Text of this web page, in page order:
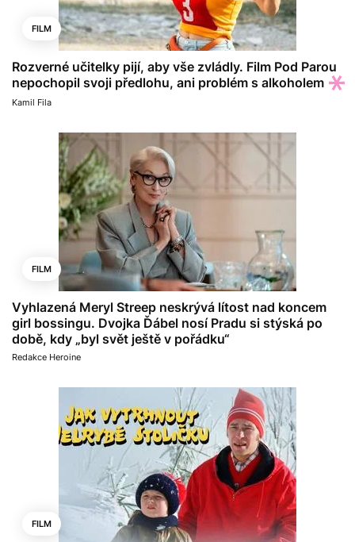
FILM
Rozverné učitelky pijí, aby vše zvládly. Film Pod Parou
nepochopil svoji předlohu, ani problém s alkoholem
Kamil Fila
FILM
Vyhlazená Meryl Streep neskrývá lítost nad koncem
girl bossingu. Dvojka Ďábel nosí Pradu si stýská po
době, kdy „byl svět ještě v pořádku“
Redakce Heroine
FILM